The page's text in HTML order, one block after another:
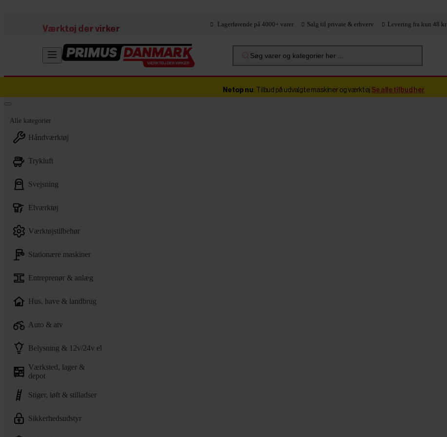
Værktøj der virker
Lagerførende på 4000+ varer Salg til private & erhverv Levering fra kun 48 kr
Søg varer og kategorier her ...
Netop nu: Tilbud på udvalgte maskiner og værktøj Se alle tilbud her
Alle kategorier
håndværktøj
trykluft
svejsning
elværktøj
værktøjstilbehør
stationære maskiner
entreprenør & anlæg
hus, have & landbrug
auto & atv
belysning & 12v/24v el
værksted, lager &
depot
stiger, løft & stilladser
sikkerhedsudstyr